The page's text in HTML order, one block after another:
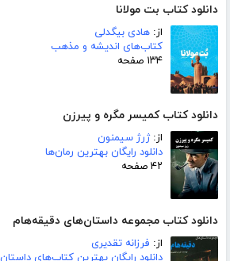
دانلود کتاب بت مولانا
از: هادی بیگدلی
کتاب‌های اندیشه و مذهب
۱۳۴ صفحه
دانلود کتاب کمیسر مگره و پیرزن
از:ژرژ سیمنون
دانلود رایگان بهترین رمان‌ها
۴۲ صفحه
دانلود کتاب مجموعه داستان‌های دقیقه‌هام
از: فرزانه تقدیری
دانلود رایگان بهترین کتاب‌های داستان